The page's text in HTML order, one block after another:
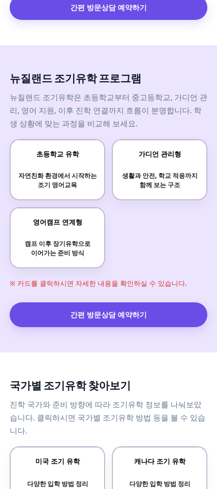
간편 방문상담 예약하기
뉴질랜드 조기유학 프로그램
뉴질랜드 조기유학은 초등학교부터 중고등학교, 가디언 관
리, 영어 지원, 이후 진학 연결까지 흐름이 분명합니다. 학
생 상황에 맞는 과정을 비교해 보세요.
초등학교 유학
자연친화 환경에서 시작하는
조기 영어교육
가디언 관리형
생활과 안전, 학교 적응까지
함께 보는 구조
영어캠프 연계형
캠프 이후 장기유학으로
이어가는 준비 방식
※ 카드를 클릭하시면 자세한 내용을 확인하실 수 있습니다.
간편 방문상담 예약하기
국가별 조기유학 찾아보기
진학 국가와 준비 방향에 따라 조기유학 정보를 나눠보았
습니다. 클릭하시면 국가별 조기유학 방법 등을 볼 수 있습
니다.
미국 조기 유학
다양한 입학 방법 정리
캐나다 조기 유학
다양한 입학 방법 정리